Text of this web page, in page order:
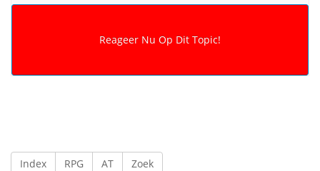
Index RPG AT Zoek